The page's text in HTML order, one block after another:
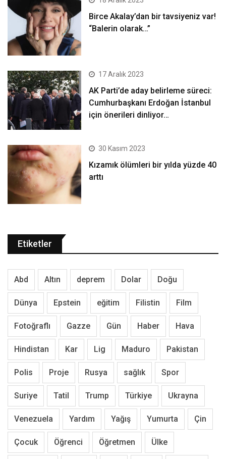
Birce Akalay’dan bir tavsiyeniz var!
“Balerin olarak…”
17 Aralık 2023
AK Parti’de aday belirleme süreci:
Cumhurbaşkanı Erdoğan İstanbul
için önerileri dinliyor…
30 Kasım 2023
Kızamık ölümleri bir yılda yüzde 40
arttı
Etiketler
Abd Altın deprem Dolar Doğu
Dünya Epstein eğitim Filistin Film
Fotoğraflı Gazze Gün Haber Hava
Hindistan Kar Lig Maduro Pakistan
Polis Proje Rusya sağlık Spor
Suriye Tatil Trump Türkiye Ukrayna
Venezuela Yardım Yağış Yumurta Çin
Çocuk Öğrenci Öğretmen Ülke